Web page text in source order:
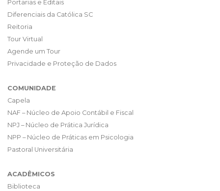
Portarias e Editais
Diferenciais da Católica SC
Reitoria
Tour Virtual
Agende um Tour
Privacidade e Proteção de Dados
COMUNIDADE
Capela
NAF – Núcleo de Apoio Contábil e Fiscal
NPJ – Núcleo de Prática Jurídica
NPP – Núcleo de Práticas em Psicologia
Pastoral Universitária
ACADÊMICOS
Biblioteca